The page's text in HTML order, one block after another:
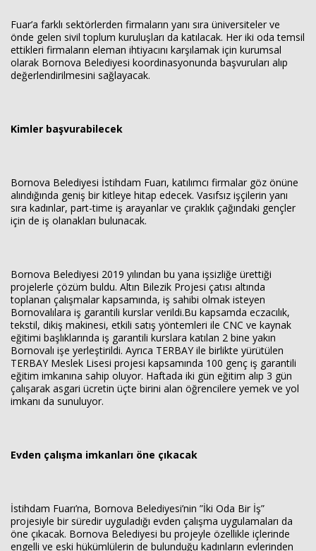
Fuar’a farklı sektörlerden firmaların yanı sıra üniversiteler ve
önde gelen sivil toplum kuruluşları da katılacak. Her iki oda temsil
ettikleri firmaların eleman ihtiyacını karşılamak için kurumsal
olarak Bornova Belediyesi koordinasyonunda başvuruları alıp
değerlendirilmesini sağlayacak.
Kimler başvurabilecek
Bornova Belediyesi İstihdam Fuarı, katılımcı firmalar göz önüne
alındığında geniş bir kitleye hitap edecek. Vasıfsız işçilerin yanı
sıra kadınlar, part-time iş arayanlar ve çıraklık çağındaki gençler
için de iş olanakları bulunacak.
Bornova Belediyesi 2019 yılından bu yana işsizliğe ürettiği
projelerle çözüm buldu. Altın Bilezik Projesi çatısı altında
toplanan çalışmalar kapsamında, iş sahibi olmak isteyen
Bornovalılara iş garantili kurslar verildi.Bu kapsamda eczacılık,
tekstil, dikiş makinesi, etkili satış yöntemleri ile CNC ve kaynak
eğitimi başlıklarında iş garantili kurslara katılan 2 bine yakın
Bornovalı işe yerleştirildi. Ayrıca TERBAY ile birlikte yürütülen
TERBAY Meslek Lisesi projesi kapsamında 100 genç iş garantili
eğitim imkanına sahip oluyor. Haftada iki gün eğitim alıp 3 gün
çalışarak asgari ücretin üçte birini alan öğrencilere yemek ve yol
imkanı da sunuluyor.
Evden çalışma imkanları öne çıkacak
İstihdam Fuarı’na, Bornova Belediyesi’nin ”İki Oda Bir İş”
projesiyle bir süredir uyguladığı evden çalışma uygulamaları da
öne çıkacak. Bornova Belediyesi bu projeyle özellikle içlerinde
engelli ve eski hükümlülerin de bulunduğu kadınların evlerinden